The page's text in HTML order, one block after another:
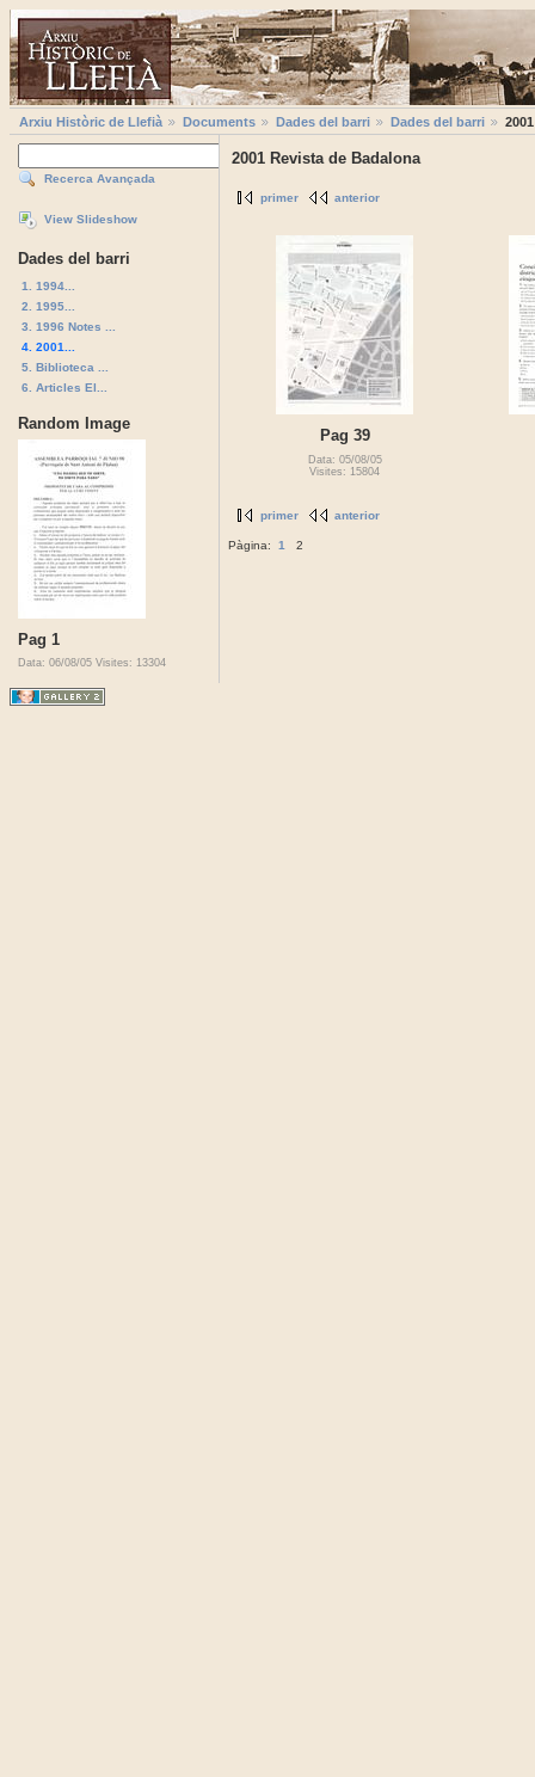
Arxiu Històric de Llefià Documents Dades del barri Dades del barri
Recerca Avançada
View Slideshow
Dades del barri
1. 1994...
2. 1995...
3. 1996 Notes ...
4. 2001...
5. Biblioteca ...
6. Articles El...
Random Image
Pag 1
Data: 06/08/05 Visites: 13304
2001 Revista de Badalona
primer anterior
Pag 39
Data: 05/08/05
Visites: 15804
primer anterior
Pàgina: 1 2